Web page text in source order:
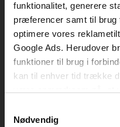
funktionalitet, generere
præferencer samt til
optimere vores
Google Ads. Herudover
funktioner til brug i
kan til enhver tid trække
tilbagetrækker et
Nødvendig
Akademisk Forlag
Vognmagergade 11
1120 København K
CVR 76351910
Mandag-fredag: kl. 10-15